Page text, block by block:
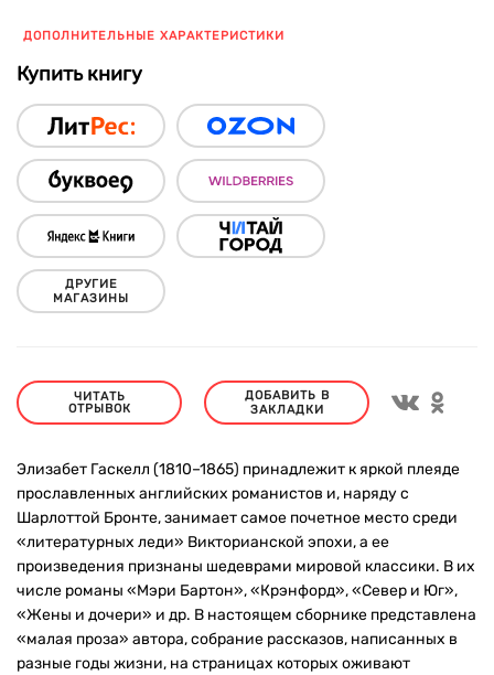
ДОПОЛНИТЕЛЬНЫЕ ХАРАКТЕРИСТИКИ
Купить книгу
ДРУГИЕ
МАГАЗИНЫ
ЧИТАТЬ
ОТРЫВОК
ДОБАВИТЬ В
ЗАКЛАДКИ
Элизабет Гаскелл (1810–1865) принадлежит к яркой плеяде
прославленных английских романистов и, наряду с
Шарлоттой Бронте, занимает самое почетное место среди
«литературных леди» Викторианской эпохи, а ее
произведения признаны шедеврами мировой классики. В их
числе романы «Мэри Бартон», «Крэнфорд», «Север и Юг»,
«Жены и дочери» и др. В настоящем сборнике представлена
«малая проза» автора, собрание рассказов, написанных в
разные годы жизни, на страницах которых оживают